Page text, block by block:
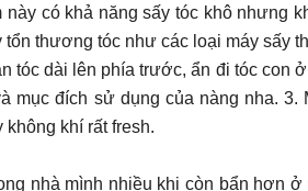
có khả năng sấy tóc khô nhưng
thương tóc như các loại máy sấy
tóc dài lên phía trước, ẩn đi tóc
mục đích sử dụng của nàng nha.
không khí rất fresh.
nhà mình nhiều khi còn bẩn hơn